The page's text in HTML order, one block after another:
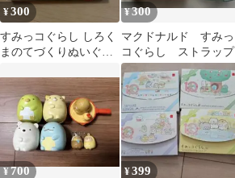
¥300
すみっコぐらし しろく
まのてづくりぬいぐる
ハッピーセット
¥300
マクドナルド すみっ
コぐらし ストラップ
¥700 ¥399